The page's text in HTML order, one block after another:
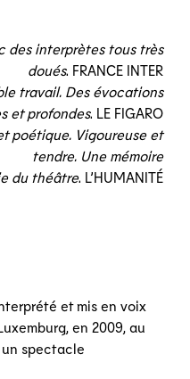
des interprètes tous très
doués. FRANCE INTER
travail. Des évocations
et profondes. LE FIGARO
poétique. Vigoureuse et
tendre. Une mémoire
du théâtre. L’HUMANITÉ
et mis en voix
en 2009, au
spectacle